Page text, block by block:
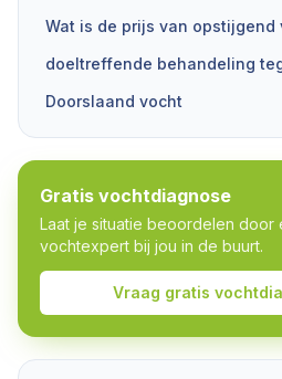
Doorslaand vocht
Gratis vochtdiagnose
Laat je situatie beoordelen door
vochtexpert bij jou in de buurt.
Vraag gratis